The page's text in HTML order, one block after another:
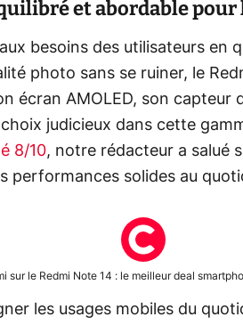
et abordable
besoins des utilisateurs en
photo sans se ruiner, le
écran AMOLED, son capteur
judicieux dans cette
8/10, notre rédacteur a salué
performances solides au
sur le Redmi Note 14 : le meilleur deal
les usages mobiles du